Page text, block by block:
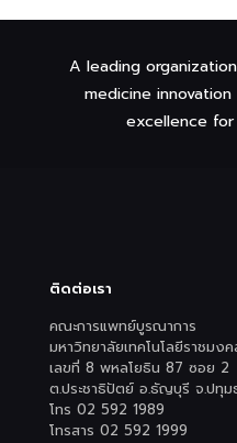
A leading
medicine
excellence
ติดต่อเรา
คณะการแพทย์บูรณาการ
มหาวิทยาลัยเทคโนโลยีราชมง
เลขที่ 8 พหลโยธิน 87 ซอย 2
ต.ประชาธิปัตย์ อ.ธัญบุรี จ.ปทุม
โทร 02 592 1989
โทรสาร 02 592 1999